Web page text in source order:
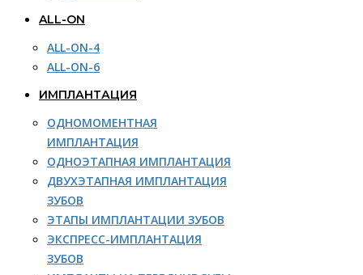
ALL-ON
ALL-ON-4
ALL-ON-6
ИМПЛАНТАЦИЯ
ОДНОМОМЕНТНАЯ
ИМПЛАНТАЦИЯ
ОДНОЭТАПНАЯ ИМПЛАНТАЦИЯ
ДВУХЭТАПНАЯ ИМПЛАНТАЦИЯ
ЗУБОВ
ЭТАПЫ ИМПЛАНТАЦИИ ЗУБОВ
ЭКСПРЕСС-ИМПЛАНТАЦИЯ
ЗУБОВ